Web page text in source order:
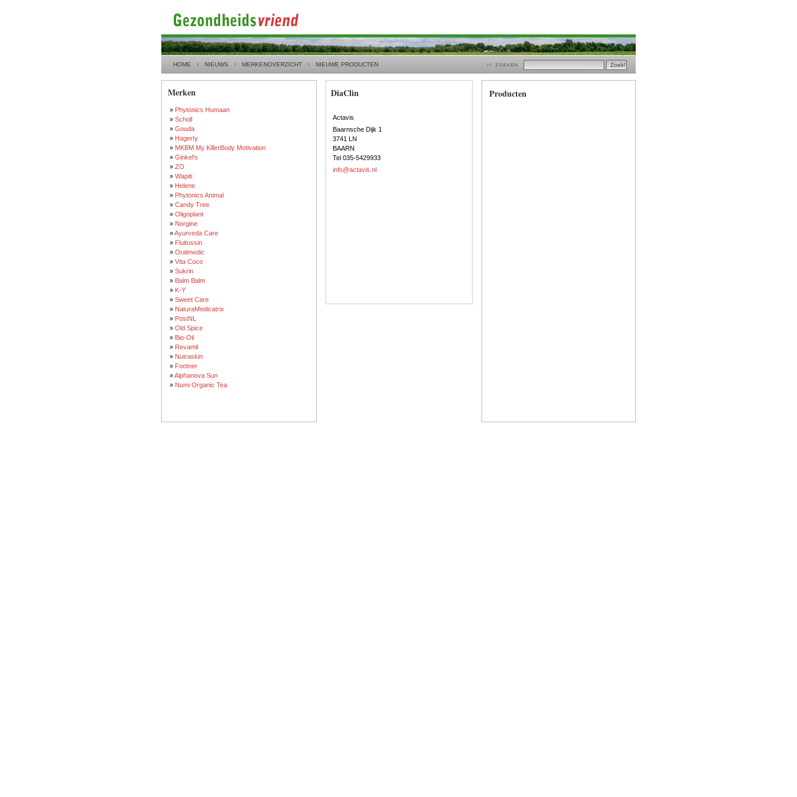
HOME NIEUWS MERKENOVERZICHT NIEUWE PRODUCTEN
Merken
» Phytonics Humaan
» Scholl
» Gouda
» Hagerty
» MKBM My KillerBody Motivation
» Ginkel's
» ZO
» Wapiti
» Helene
» Phytonics Animal
» Candy Tree
» Oligoplant
» Norgine
»Ayurveda Care
» Fluitussin
» Oralmedic
» Vita Coco
» Sukrin
» Balm Balm
» K-Y
» Sweet Care
» NaturaMedicatrix
» PostNL
» Old Spice
» Bio-Oil
» Revamil
» Nutraskin
» Footner
»Alphanova Sun
» Numi Organic Tea
DiaClin
Actavis
Baarnsche Dijk 1
3741 LN
BAARN
Tel 035-5429933
info@actavis.nl
Producten